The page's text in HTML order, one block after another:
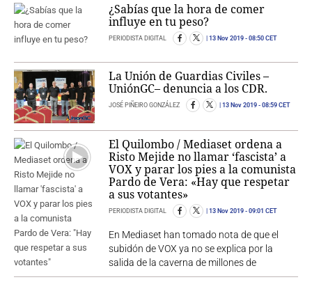
¿Sabías que la hora de comer
influye en tu peso?
PERIODISTA DIGITAL 13 Nov 2019 - 08:50 CET
La Unión de Guardias Civiles –
UniónGC– denuncia a los CDR.
JOSÉ PIÑEIRO GONZÁLEZ 13 Nov 2019 - 08:59 CET
El Quilombo / Mediaset ordena a
Risto Mejide no llamar ‘fascista’ a
VOX y parar los pies a la comunista
Pardo de Vera: «Hay que respetar
a sus votantes»
PERIODISTA DIGITAL 13 Nov 2019 - 09:01 CET
En Mediaset han tomado nota de que el
subidón de VOX ya no se explica por la
salida de la caverna de millones de